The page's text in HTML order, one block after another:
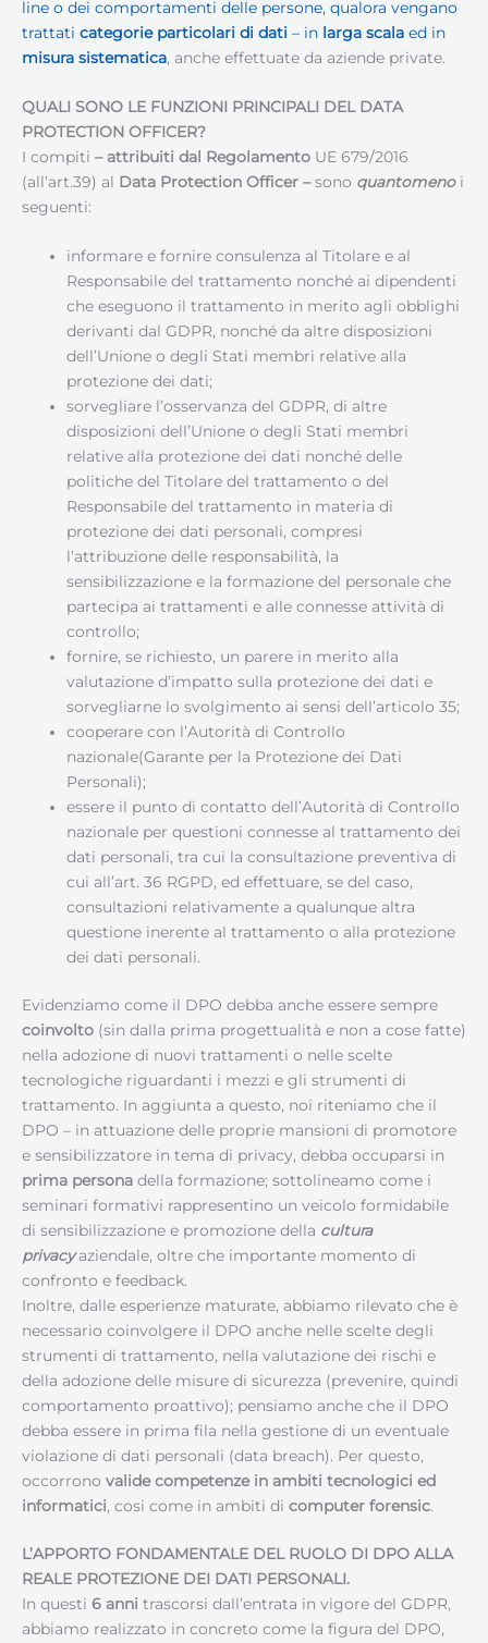
line o dei comportamenti delle persone, qualora vengano
trattati categorie particolari di dati – in larga scala ed in
misura sistematica, anche effettuate da aziende private.
QUALI SONO LE FUNZIONI PRINCIPALI DEL DATA
PROTECTION OFFICER?
I compiti – attribuiti dal Regolamento UE 679/2016
(all’art.39) al Data Protection Officer –sono quantomenoi
seguenti:
informare e fornire consulenza al Titolare e al
Responsabile del trattamento nonché ai dipendenti
che eseguono il trattamento in merito agli obblighi
derivanti dal GDPR, nonché da altre disposizioni
dell’Unione o degli Stati membri relative alla
protezione dei dati;
sorvegliare l’osservanza del GDPR, di altre
disposizioni dell’Unione o degli Stati membri
relative alla protezione dei dati nonché delle
politiche del Titolare del trattamento o del
Responsabile del trattamento in materia di
protezione dei dati personali, compresi
l’attribuzione delle responsabilità, la
sensibilizzazione e la formazione del personale che
partecipa ai trattamenti e alle connesse attività di
controllo;
fornire, se richiesto, un parere in merito alla
valutazione d’impatto sulla protezione dei dati e
sorvegliarne lo svolgimento ai sensi dell’articolo 35;
cooperare con l’Autorità di Controllo
nazionale(Garante per la Protezione dei Dati
Personali);
essere il punto di contatto dell’Autorità di Controllo
nazionale per questioni connesse al trattamento dei
dati personali, tra cui la consultazione preventiva di
cui all’art. 36 RGPD, ed effettuare, se del caso,
consultazioni relativamente a qualunque altra
questione inerente al trattamento o alla protezione
dei dati personali.
Evidenziamo come il DPO debba anche essere sempre
coinvolto (sin dalla prima progettualità e non a cose fatte)
nella adozione di nuovi trattamenti o nelle scelte
tecnologiche riguardanti i mezzi e gli strumenti di
trattamento. In aggiunta a questo, noi riteniamo che il
DPO – in attuazione delle proprie mansioni di promotore
e sensibilizzatore in tema di privacy, debba occuparsi in
prima persona della formazione; sottolineamo come i
seminari formativi rappresentino un veicolo formidabile
di sensibilizzazione e promozione della cultura
privacyaziendale, oltre che importante momento di
confronto e feedback.
Inoltre, dalle esperienze maturate, abbiamo rilevato che è
necessario coinvolgere il DPO anche nelle scelte degli
strumenti di trattamento, nella valutazione dei rischi e
della adozione delle misure di sicurezza (prevenire, quindi
comportamento proattivo); pensiamo anche che il DPO
debba essere in prima fila nella gestione di un eventuale
violazione di dati personali (data breach). Per questo,
occorrono valide competenze in ambiti tecnologici ed
informatici, cosi come in ambiti di computer forensic.
L’APPORTO FONDAMENTALE DEL RUOLO DI DPO ALLA
REALE PROTEZIONE DEI DATI PERSONALI.
In questi 6 anni trascorsi dall’entrata in vigore del GDPR,
abbiamo realizzato in concreto come la figura del DPO,